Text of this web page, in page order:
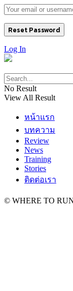
Log In
No Result
View All Result
หน้าแรก
บทความ
Review
News
Training
Stories
ติดต่อเรา
© WHERE TO